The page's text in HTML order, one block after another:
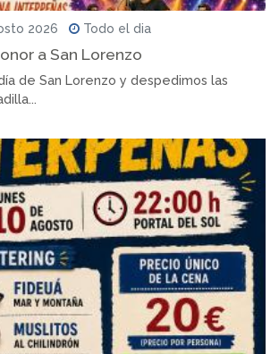
2026 Todo el dia
a San Lorenzo
de San Lorenzo y despedimos las